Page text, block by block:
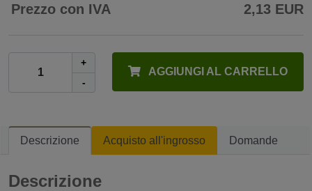
Prezzo con IVA 2,13 EUR
+
-
AGGIUNGI AL CARRELLO
Descrizione Acquisto all'ingrosso Domande
Descrizione